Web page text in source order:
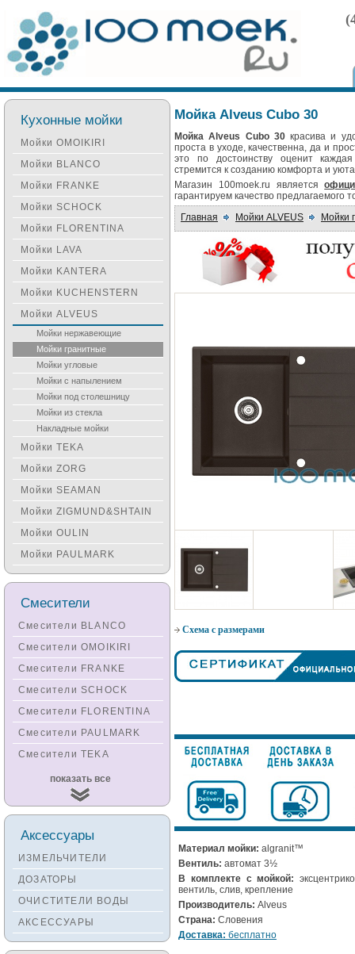
Мойка Alveus Cubo 30
Мойка Alveus Cubo 30красива и
проста в уходе, качественна, да и
это по достоинству оценит
стремится к созданию комфорта и
Магазин 100moek.ru является
гарантируем качество предлагаемого
Главная
Мойки ALVEUS Мойки
Схема с размерами
Материал мойки: algranit™
Вентиль: автомат 3½
В комплекте с мойкой:
вентиль, слив, крепление
Производитель: Alveus
Страна: Словения
Доставка: бесплатно
Кухонные мойки
Мойки OMOIKIRI
Мойки BLANCO
Мойки FRANKE
Мойки SCHOCK
Мойки FLORENTINA
Мойки LAVA
Мойки KANTERA
Мойки KUCHENSTERN
Мойки ALVEUS
Мойки нержавеющие
Мойки гранитные
Мойки угловые
Мойки с напылением
Мойки под столешницу
Мойки из стекла
Накладные мойки
Мойки TEKA
Мойки ZORG
Мойки SEAMAN
Мойки ZIGMUND&SHTAIN
Мойки OULIN
Мойки PAULMARK
Смесители
Смесители BLANCO
Смесители OMOIKIRI
Смесители FRANKE
Смесители SCHOCK
Смесители FLORENTINA
Смесители PAULMARK
Смесители TEKA
Смесители
KUCHENSTERN
Смесители ZORG
Смесители KANTERA
Смесители SEAMAN
Смесители
Zigmund&Shtain
Смесители OULIN
Смесители под бронзу
показать все
Аксессуары
ИЗМЕЛЬЧИТЕЛИ
ДОЗАТОРЫ
ОЧИСТИТЕЛИ ВОДЫ
АКСЕССУАРЫ